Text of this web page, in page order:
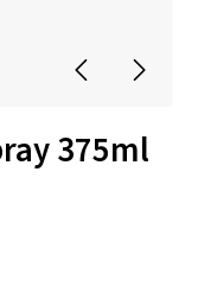
375ml